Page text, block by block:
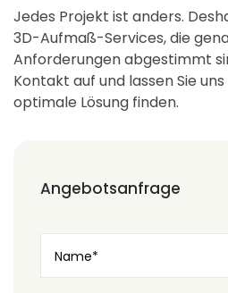
Jedes Projekt ist anders.
3D-Aufmaß-Services, die
Anforderungen abgestimmt
Kontakt auf und lassen Sie
optimale Lösung finden.
Angebotsanfrage